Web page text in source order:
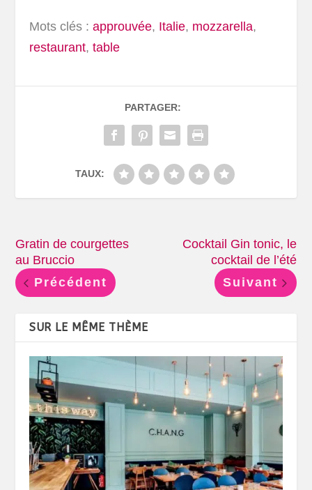
Mots clés : approuvée, Italie, mozzarella,
restaurant,table
PARTAGER:
TAUX:
Gratin de courgettes
au Bruccio
Précédent
Cocktail Gin tonic, le
cocktail de l’été
Suivant
SUR LE MÊME THÈME